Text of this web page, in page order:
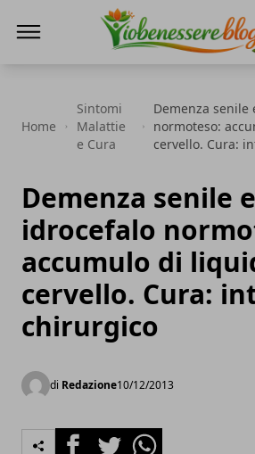
Home
Sintomi
Malattie
e Cura
Demenza senile
normoteso:
cervello. Cura:
Demenza senile e
idrocefalo
accumulo di
cervello. Cura:
chirurgico
di Redazione10/12/2013
FacebookTwitterWhatsapp